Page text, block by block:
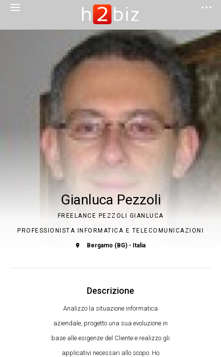
Gianluca Pezzoli
FREELANCE PEZZOLI GIANLUCA
PROFESSIONISTA INFORMATICA E TELECOMUNICAZIONI
Bergamo (BG) - Italia
Descrizione
Analizzo la situazione informatica
aziendale, progetto una sua evoluzione in
base alle esigenze del Cliente e realizzo gli
applicativi necessari allo scopo. Ho